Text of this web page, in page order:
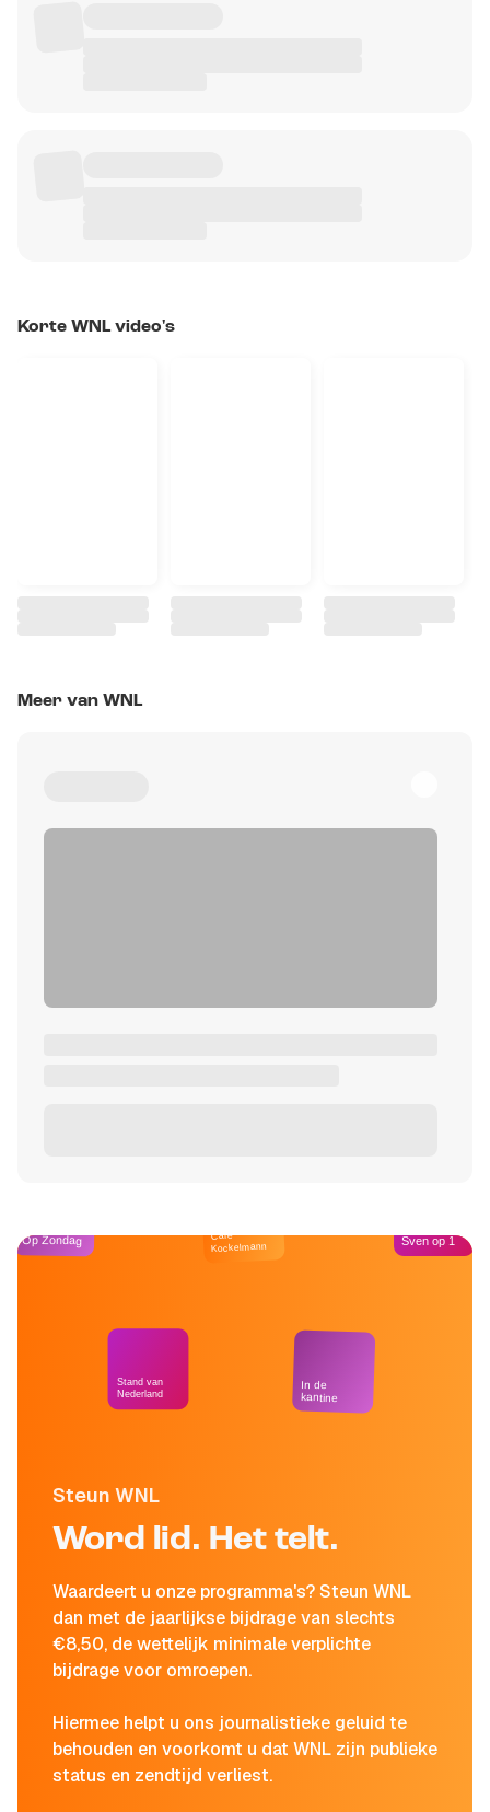
Korte WNL video's
Meer van WNL
Steun WNL
Word lid. Het telt.
Waardeert u onze programma's? Steun WNL
dan met de jaarlijkse bijdrage van slechts
€8,50, de wettelijk minimale verplichte
bijdrage voor omroepen.
Hiermee helpt u ons journalistieke geluid te
behouden en voorkomt u dat WNL zijn publieke
status en zendtijd verliest.
Op Zondag
Stand van
Nederland
Café
Kockelmann
In de
kantine
Sven op 1